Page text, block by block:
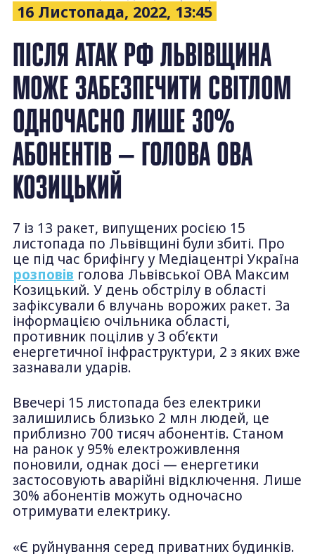
16 Листопада, 2022, 13:45
ПІСЛЯ АТАК РФ ЛЬВІВЩИНА
МОЖЕ ЗАБЕЗПЕЧИТИ СВІТЛОМ
ОДНОЧАСНО ЛИШЕ 30%
АБОНЕНТІВ — ГОЛОВА ОВА
КОЗИЦЬКИЙ
7 із 13 ракет, випущених росією 15
листопада по Львівщині були збиті. Про
це під час брифінгу у Медіацентрі Україна
розповів голова Львівської ОВА Максим
Козицький. У день обстрілу в області
зафіксували 6 влучань ворожих ракет. За
інформацією очільника області,
противник поцілив у 3 об’єкти
енергетичної інфраструктури, 2 з яких вже
зазнавали ударів.
Ввечері 15 листопада без електрики
залишились близько 2 млн людей, це
приблизно 700 тисяч абонентів. Станом
на ранок у 95% електроживлення
поновили, однак досі — енергетики
застосовують аварійні відключення. Лише
30% абонентів можуть одночасно
отримувати електрику.
«Є руйнування серед приватних будинків.